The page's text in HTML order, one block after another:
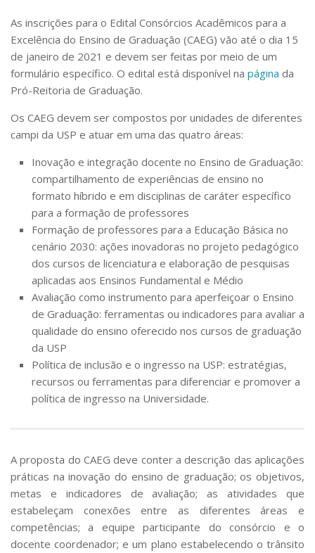
As inscrições para o Edital Consórcios Acadêmicos para a
Excelência do Ensino de Graduação (CAEG) vão até o dia 15
de janeiro de 2021 e devem ser feitas por meio de um
formulário específico. O edital está disponível na página da
Pró-Reitoria de Graduação.
Os CAEG devem ser compostos por unidades de diferentes
campi da USP e atuar em uma das quatro áreas:
Inovação e integração docente no Ensino de Graduação:
compartilhamento de experiências de ensino no
formato híbrido e em disciplinas de caráter específico
para a formação de professores
Formação de professores para a Educação Básica no
cenário 2030: ações inovadoras no projeto pedagógico
dos cursos de licenciatura e elaboração de pesquisas
aplicadas aos Ensinos Fundamental e Médio
Avaliação como instrumento para aperfeiçoar o Ensino
de Graduação: ferramentas ou indicadores para avaliar a
qualidade do ensino oferecido nos cursos de graduação
da USP
Política de inclusão e o ingresso na USP: estratégias,
recursos ou ferramentas para diferenciar e promover a
política de ingresso na Universidade.
A proposta do CAEG deve conter a descrição das aplicações
práticas na inovação do ensino de graduação; os objetivos,
metas e indicadores de avaliação; as atividades que
estabeleçam conexões entre as diferentes áreas e
competências; a equipe participante do consórcio e o
docente coordenador; e um plano estabelecendo o trânsito